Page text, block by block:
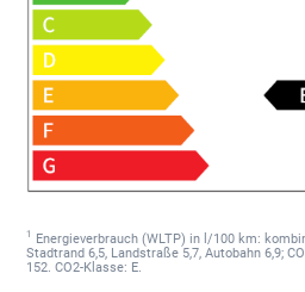
1 Energieverbrauch (WLTP) in l/100 km:
Stadtrand 6,5, Landstraße 5,7, Autobahn 6,9;
152. CO2-Klasse: E.